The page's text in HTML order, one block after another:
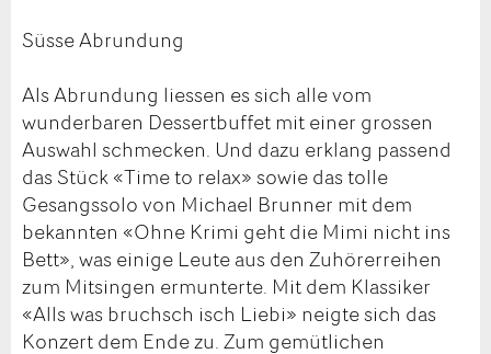
Süsse Abrundung
Als Abrundung liessen es sich alle vom
wunderbaren Dessertbuffet mit einer grossen
Auswahl schmecken. Und dazu erklang passend
das Stück «Time to relax» sowie das tolle
Gesangssolo von Michael Brunner mit dem
bekannten «Ohne Krimi geht die Mimi nicht ins
Bett», was einige Leute aus den Zuhörerreihen
zum Mitsingen ermunterte. Mit dem Klassiker
«Alls was bruchsch isch Liebi» neigte sich das
Konzert dem Ende zu. Zum gemütlichen